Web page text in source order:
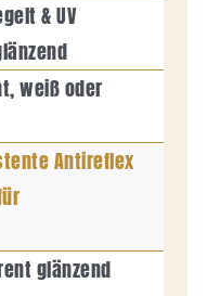
& UV
weiß oder
Antireflex
glänzend